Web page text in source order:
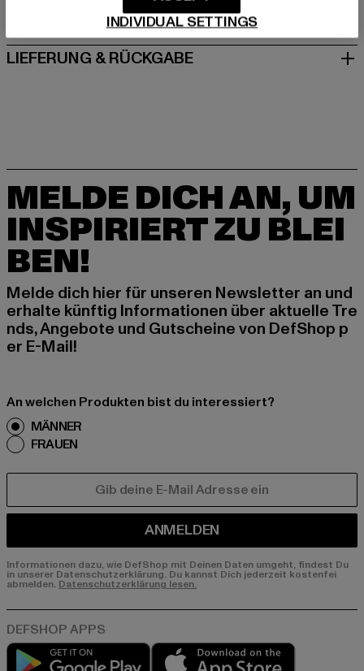
PFLEGEHINWEISE
LIEFERUNG & RÜCKGABE
MELDE DICH AN, UM
INSPIRIERT ZU BLEI
BEN!
Melde dich hier für unseren Newsletter an und
erhalte künftig Informationen über aktuelle Tre
nds, Angebote und Gutscheine von DefShop p
er E-Mail!
An welchen Produkten bist du interessiert?
MÄNNER
FRAUEN
ANMELDEN
Informationen dazu, wie DefShop mit Deinen Daten umgeht, findest Du
in unserer Datenschutzerklärung. Du kannst Dich jederzeit kostenfei
abmelden. Datenschutzerklärung lesen.
Play market
INDIVIDUAL SETTINGS